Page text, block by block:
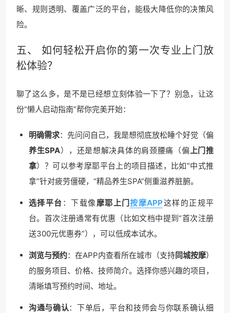
晰、规则透明、覆盖广泛的平台，能极大降低你的决策风
险。
五、 如何轻松开启你的第一次专业上门放
松体验？
聊了这么多，是不是已经想立刻体验一下了？别急，让这
份“懒人启动指南”帮你完美开始：
明确需求：先问问自己，我是想彻底放松睡个好觉（偏
养生SPA），还是想解决具体的肩颈腰痛（偏 上门推
拿）？可以参考摩耶平台上的项目描述，比如“中式推
拿”针对疲劳僵硬，“精品养生SPA”侧重滋养脏腑。
选择平台 ：下载像 摩耶上门按摩APP这样的正规平
台。首次注册通常有优惠（比如文档中提到“首次注册
送300元优惠券”），可以低成本试水。
浏览与预约：在APP内查看所在城市（支持同城按摩）
的服务项目、价格、技师简介。选择你感兴趣的项目，
清晰填写预约时间、地址。
沟通与确认：下单后，平台和技师会与你联系确认细